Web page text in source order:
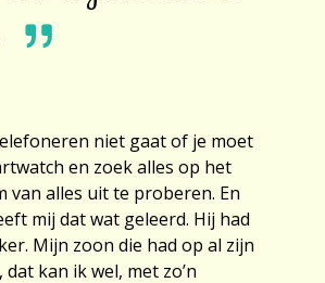
niet gaat of je moet
en zoek alles op het
van alles uit te proberen. En
mij dat wat geleerd. Hij had
Mijn zoon die had op al zijn
kan ik wel, met zo’n